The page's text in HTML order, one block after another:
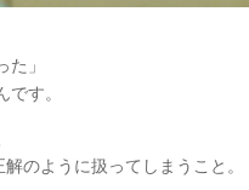
た」
す。
のように扱ってしまうこと。